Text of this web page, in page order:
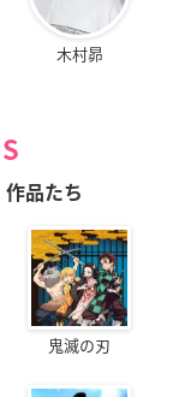
木村昴
品たち
鬼滅の刃